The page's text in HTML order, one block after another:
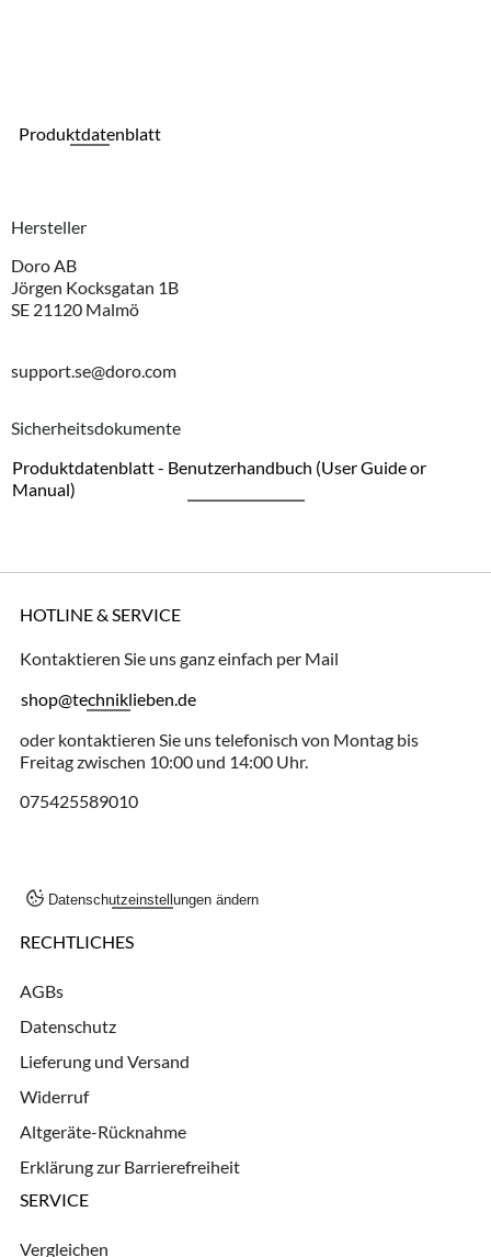
Produktdatenblatt
Hersteller
Doro AB
Jörgen Kocksgatan 1B
SE 21120 Malmö
support.se@doro.com
Sicherheitsdokumente
Produktdatenblatt - Benutzerhandbuch (User Guide or
Manual)
HOTLINE & SERVICE
Kontaktieren Sie uns ganz einfach per Mail
shop@techniklieben.de
oder kontaktieren Sie uns telefonisch von Montag bis
Freitag zwischen 10:00 und 14:00 Uhr.
075425589010
Datenschutzeinstellungen ändern
RECHTLICHES
AGBs
Datenschutz
Lieferung und Versand
Widerruf
Altgeräte-Rücknahme
Erklärung zur Barrierefreiheit
SERVICE
Vergleichen